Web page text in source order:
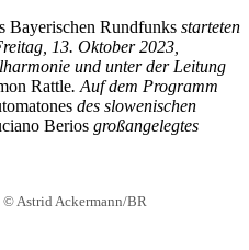
Bayerischen Rundfunks starteten
13. Oktober 2023,
und unter der Leitung
Rattle. Auf dem Programm
des slowenischen
Berios großangelegtes
© Astrid Ackermann/BR